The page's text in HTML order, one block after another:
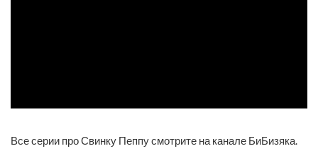
Все серии про Свинку Пеппу смотрите на канале БиБизяка.